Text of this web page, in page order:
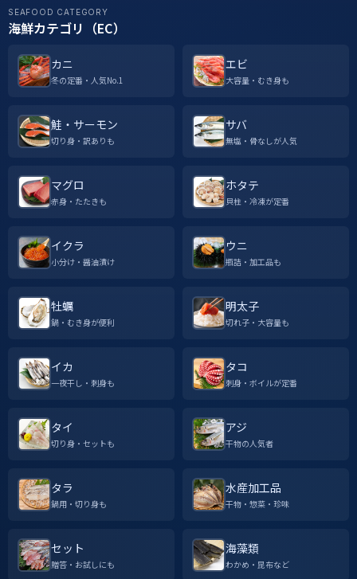
SEAFOOD CATEGORY
海鮮カテゴリ（EC）
カニ
冬の定番・人気No.1
エビ
大容量・むき身も
鮭・サーモン
切り身・訳ありも
サバ
無塩・骨なしが人気
マグロ
赤身・たたきも
ホタテ
貝柱・冷凍が定番
イクラ
小分け・醤油漬け
ウニ
瓶詰・加工品も
牡蠣
鍋・むき身が便利
明太子
切れ子・大容量も
イカ
一夜干し・刺身も
タコ
刺身・ボイルが定番
タイ
切り身・セットも
アジ
干物の人気者
タラ
鍋用・切り身も
水産加工品
干物・惣菜・珍味
セット
贈答・お試しにも
海藻類
わかめ・昆布など